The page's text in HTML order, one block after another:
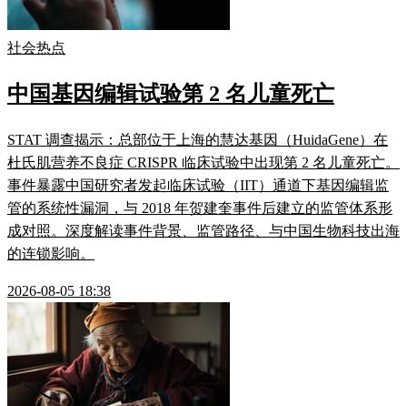
社会热点
中国基因编辑试验第 2 名儿童死亡
STAT 调查揭示：总部位于上海的慧达基因（HuidaGene）在
杜氏肌营养不良症 CRISPR 临床试验中出现第 2 名儿童死亡。
事件暴露中国研究者发起临床试验（IIT）通道下基因编辑监
管的系统性漏洞，与 2018 年贺建奎事件后建立的监管体系形
成对照。深度解读事件背景、监管路径、与中国生物科技出海
的连锁影响。
2026-08-05 18:38